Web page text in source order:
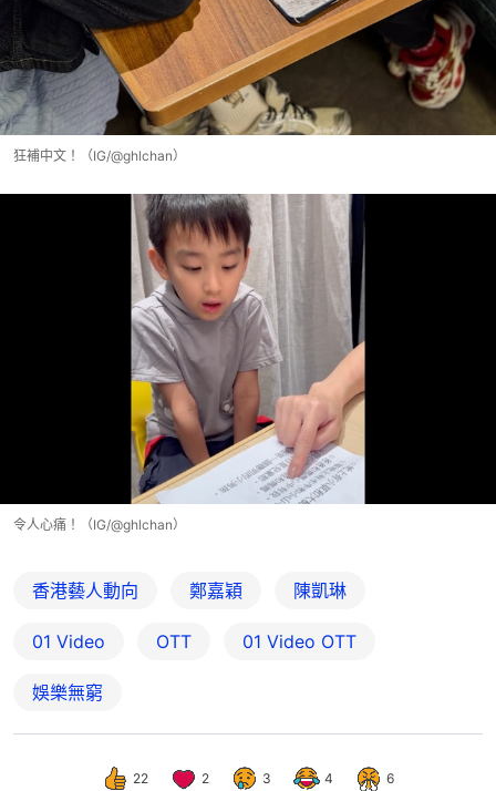
狂補中文！（IG/@ghlchan）
令人心痛！（IG/@ghlchan）
香港藝人動向 鄭嘉穎 陳凱琳
01 Video OTT 01‌ ‌Video‌ ‌OTT
娛樂無窮
22 2 3 4 6